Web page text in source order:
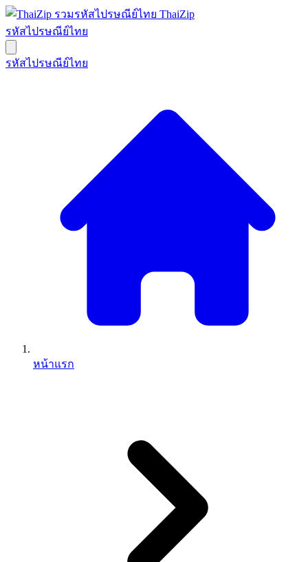
ThaiZip
รหัสไปรษณีย์ไทย
รหัสไปรษณีย์ไทย
หน้าแรก